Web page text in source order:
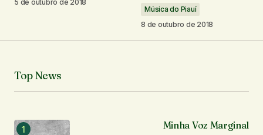
Seu nome*
Seu e-mail
5 de outubro de 2018
Música do Piauí
8 de outubro de 2018
Top News
Minha Voz Marginal